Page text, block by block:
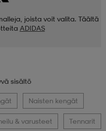
joista voit valita. Täältä
ADIDAS
sisältö
Naisten kengät
& varusteet Tennarit